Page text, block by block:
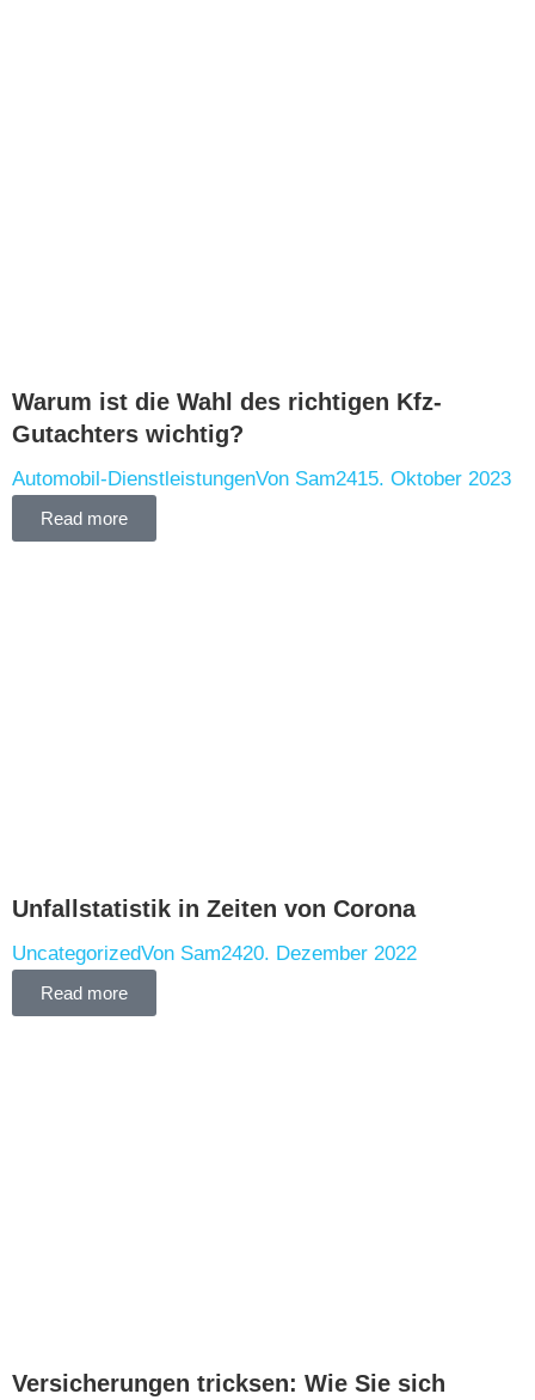
Warum ist die Wahl des richtigen Kfz-
Gutachters wichtig?
Automobil-DienstleistungenVon Sam2415. Oktober 2023
Read more
Unfallstatistik in Zeiten von Corona
UncategorizedVon Sam2420. Dezember 2022
Read more
Versicherungen tricksen: Wie Sie sich